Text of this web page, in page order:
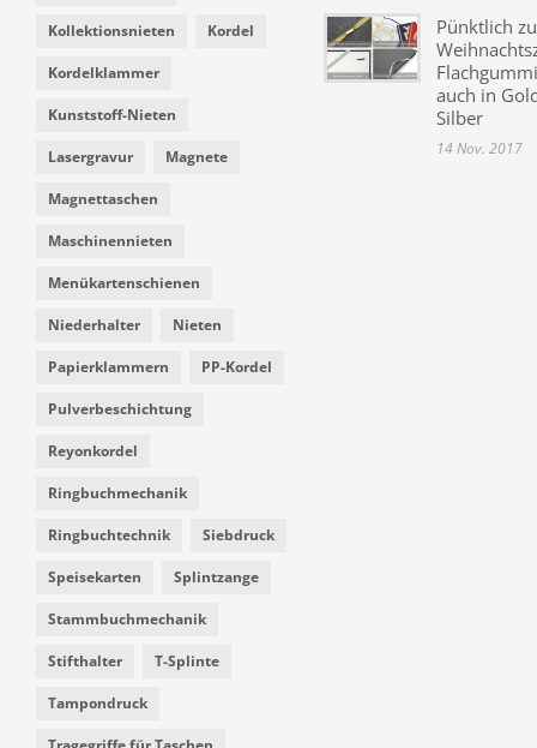
Kollektionsnieten Kordel
Kordelklammer
Kunststoff-Nieten
Lasergravur Magnete
Magnettaschen
Maschinennieten
Menükartenschienen
Niederhalter Nieten
Papierklammern PP-Kordel
Pulverbeschichtung
Reyonkordel
Ringbuchmechanik
Ringbuchtechnik Siebdruck
Speisekarten Splintzange
Stammbuchmechanik
Stifthalter T-Splinte
Tampondruck
Pünktlich
auch in
Silber
14 Nov. 2017